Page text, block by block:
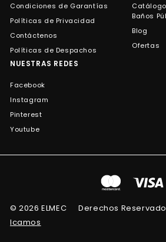
Condiciones de Garantías
Políticas de Privacidad
Contáctenos
Políticas de Despachos
Baños
Blog
Ofertas
NUESTRAS REDES
Facebook
Instagram
Pinterest
Youtube
© 2026 ELMEC
Derechos
Icamos